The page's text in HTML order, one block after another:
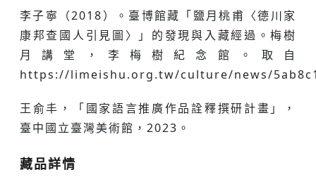
李子寧（2018）。臺博館藏「鹽月桃甫〈德川家
康邦查國人引見圖〉」的發現與入藏經過。梅樹
月講堂，李梅樹紀念館。取自
https://limeishu.org.tw/culture/news/
王俞丰，「國家語言推廣作品詮釋撰研計畫」，
臺中國立臺灣美術館，2023。
藏品詳情